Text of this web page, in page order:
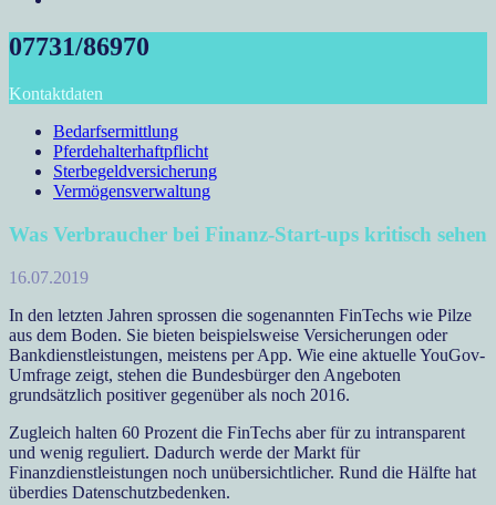
07731/86970
Kontaktdaten
Bedarfsermittlung
Pferdehalterhaftpflicht
Sterbegeldversicherung
Vermögensverwaltung
Was Verbraucher bei Finanz-Start-ups kritisch sehen
16.07.2019
In den letzten Jahren sprossen die sogenannten FinTechs wie Pilze
aus dem Boden. Sie bieten beispielsweise Versicherungen oder
Bankdienstleistungen, meistens per App. Wie eine aktuelle YouGov-
Umfrage zeigt, stehen die Bundesbürger den Angeboten
grundsätzlich positiver gegenüber als noch 2016.
Zugleich halten 60 Prozent die FinTechs aber für zu intransparent
und wenig reguliert. Dadurch werde der Markt für
Finanzdienstleistungen noch unübersichtlicher. Rund die Hälfte hat
überdies Datenschutzbedenken.